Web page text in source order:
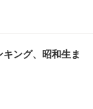
ング、昭和生ま